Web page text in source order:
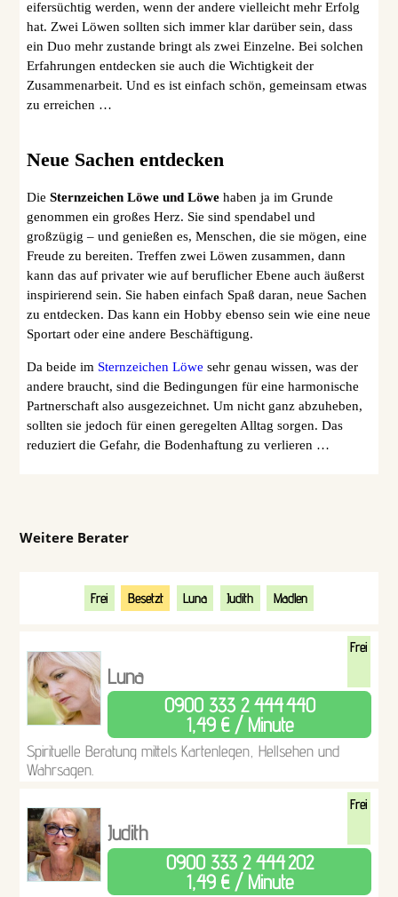
eifersüchtig werden, wenn der andere vielleicht mehr Erfolg
hat. Zwei Löwen sollten sich immer klar darüber sein, dass
ein Duo mehr zustande bringt als zwei Einzelne. Bei solchen
Erfahrungen entdecken sie auch die Wichtigkeit der
Zusammenarbeit. Und es ist einfach schön, gemeinsam etwas
zu erreichen …
Neue Sachen entdecken
Die Sternzeichen Löwe und Löwe haben ja im Grunde
genommen ein großes Herz. Sie sind spendabel und
großzügig – und genießen es, Menschen, die sie mögen, eine
Freude zu bereiten. Treffen zwei Löwen zusammen, dann
kann das auf privater wie auf beruflicher Ebene auch äußerst
inspirierend sein. Sie haben einfach Spaß daran, neue Sachen
zu entdecken. Das kann ein Hobby ebenso sein wie eine neue
Sportart oder eine andere Beschäftigung.
Da beide im Sternzeichen Löwe sehr genau wissen, was der
andere braucht, sind die Bedingungen für eine harmonische
Partnerschaft also ausgezeichnet. Um nicht ganz abzuheben,
sollten sie jedoch für einen geregelten Alltag sorgen. Das
reduziert die Gefahr, die Bodenhaftung zu verlieren …
Weitere Berater
Frei Besetzt Luna Judith Madlen
Luna
Frei
0900 333 2 444440
1,49 € / Minute
Spirituelle Beratung mittels Kartenlegen, Hellsehen und
Wahrsagen.
Judith
Frei
0900 333 2 444202
1,49 € / Minute